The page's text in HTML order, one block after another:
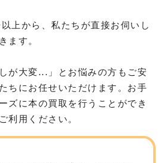
上から、私たちが直接お伺いし
ます。
が大変...」とお悩みの方もご安
ちにお任せいただけます。お手
ズに本の買取を行うことができ
利用ください。